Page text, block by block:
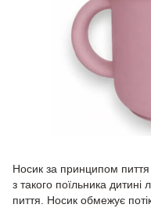
Носик за принципом
з такого поїльника
пиття. Носик обмежує